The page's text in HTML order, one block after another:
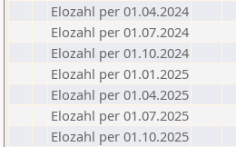
Elozahl per 01.04.2024
Elozahl per 01.07.2024
Elozahl per 01.10.2024
Elozahl per 01.01.2025
Elozahl per 01.04.2025
Elozahl per 01.07.2025
Elozahl per 01.10.2025